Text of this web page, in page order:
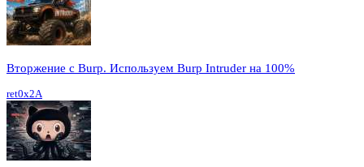
Вторжение с Burp. Используем Burp Intruder на 100%
ret0x2A